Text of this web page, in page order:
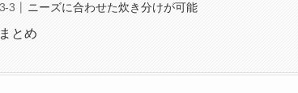
ニーズに合わせた炊き分けが可能
まとめ